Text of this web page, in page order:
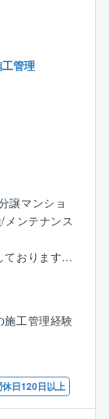
業20～30時
両立しな
ているの
＆盤石の
マンション
建物の維
戸数受注実
をはじ
持業務を通
暮らしを守
んでいま
管理
譲マンショ
メンテナンス
ております
組合に対し
ション)を行
工程管理や
ます。
、改修、計
施工管理経験
日120日以上